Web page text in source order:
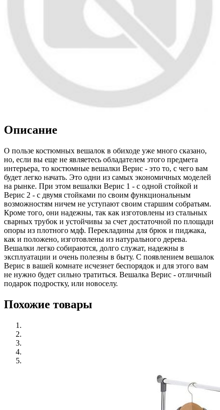
Описание
О пользе костюмных вешалок в обиходе уже много сказано,
но, если вы еще не являетесь обладателем этого предмета
интерьера, то костюмные вешалки Верис - это то, с чего вам
будет легко начать. Это одни из самых экономичных моделей
на рынке. При этом вешалки Верис 1 - с одной стойкой и
Верис 2 - с двумя стойками по своим функциональным
возможностям ничем не уступают своим старшим собратьям.
Кроме того, они надежны, так как изготовлены из стальных
сварных трубок и устойчивы за счет достаточной по площади
опоры из плотного мдф. Перекладины для брюк и пиджака,
как и положено, изготовлены из натурального дерева.
Вешалки легко собираются, долго служат, надежны в
эксплуатации и очень полезны в быту. С появлением вешалок
Верис в вашей комнате исчезнет беспорядок и для этого вам
не нужно будет сильно тратиться. Вешалка Верис - отличный
подарок подростку, или новоселу.
Похожие товары